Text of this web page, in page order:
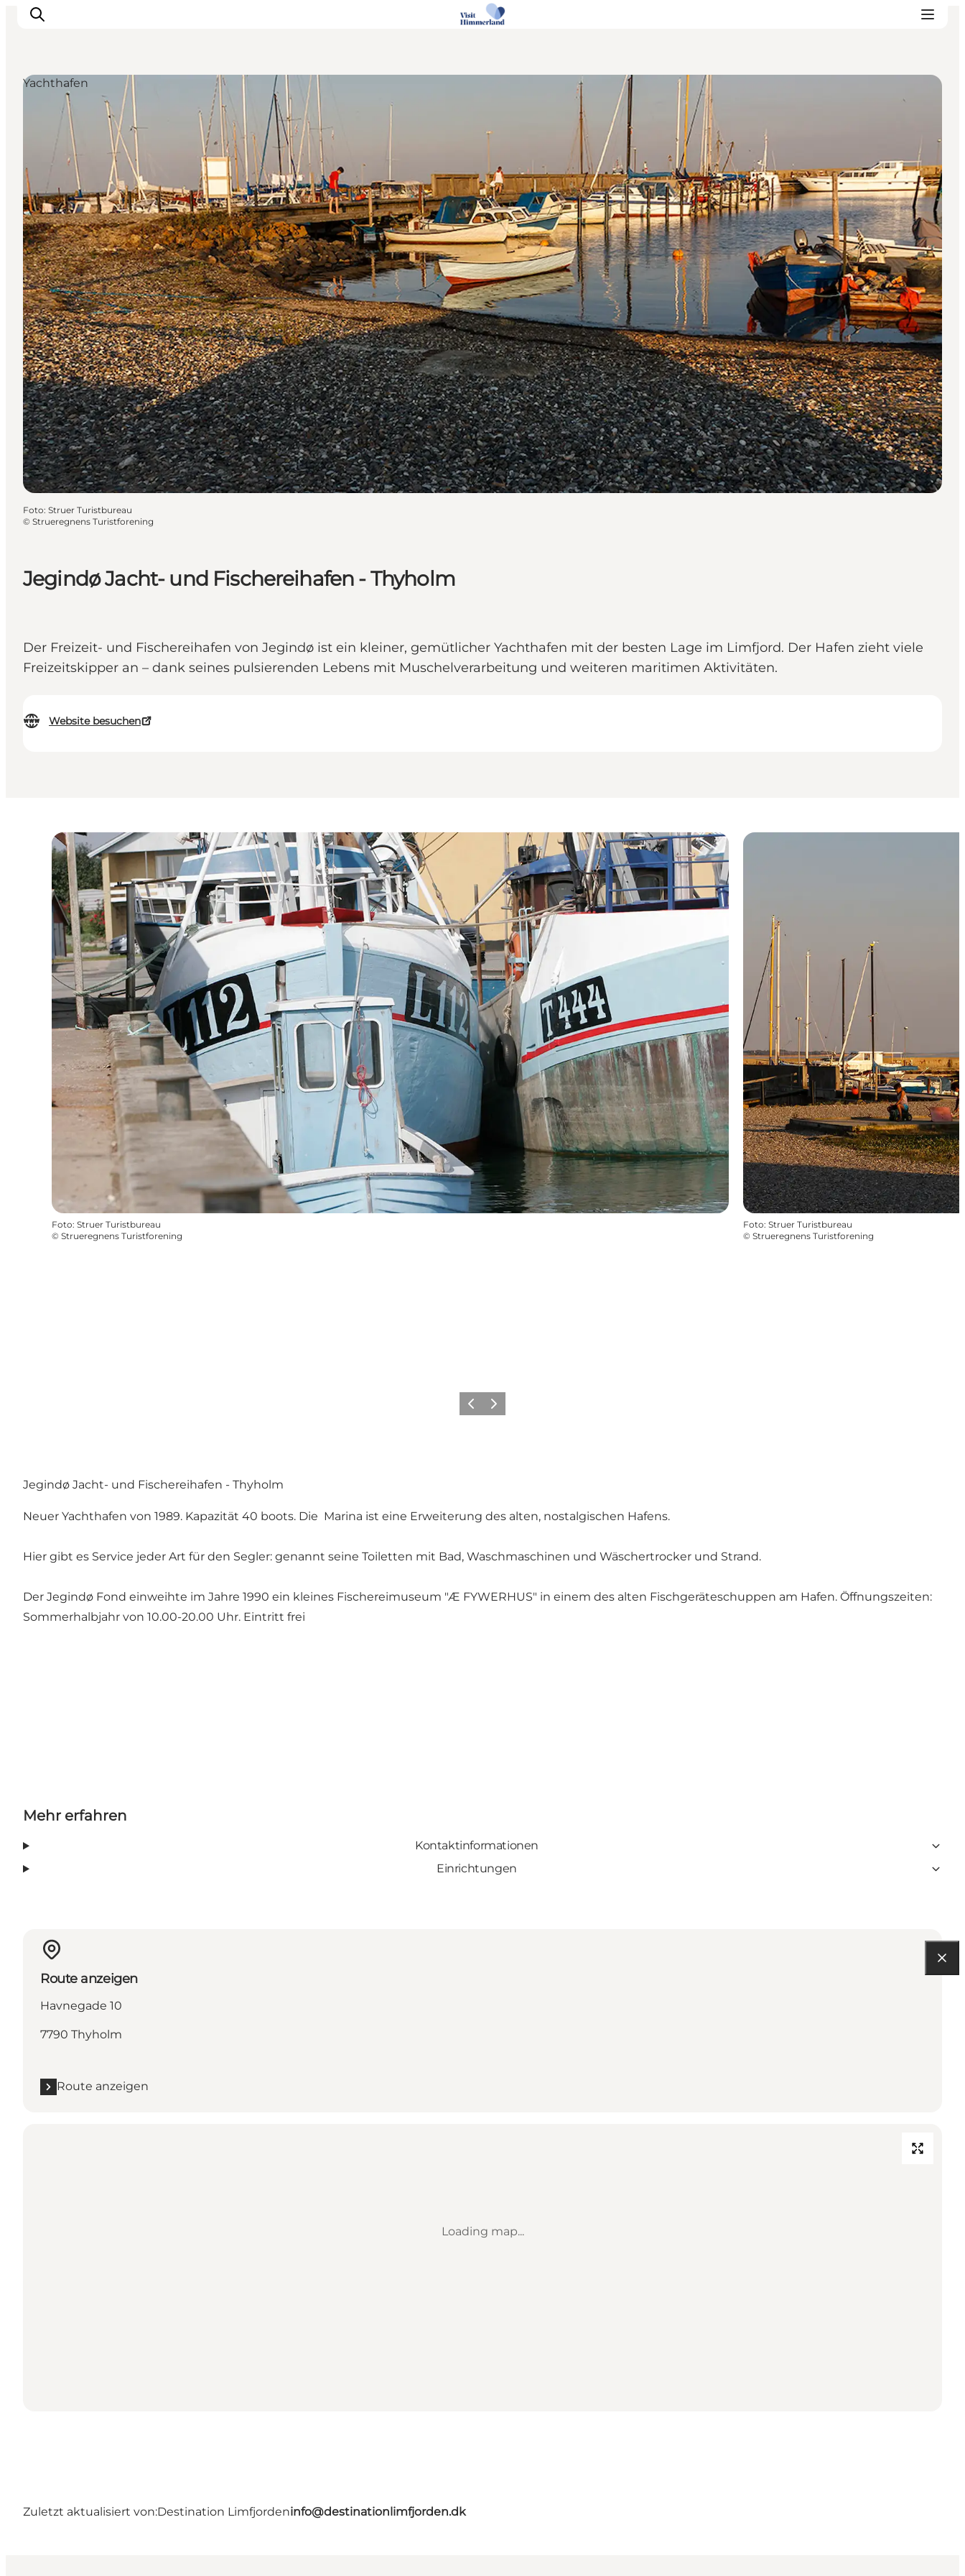
Erlebnisse
Städte und Orte
Das passiert
Reiseplanung
Praktische Informationen
Jegindø Jacht- und Fischereihafen - Thyholm
Der Freizeit- und Fischereihafen von Jegindø ist ein kleiner, gemütlicher Yachthafen mit der besten Lage im Limfjord. Der Hafen zieht viele
Freizeitskipper an – dank seines pulsierenden Lebens mit Muschelverarbeitung und weiteren maritimen Aktivitäten.
Website besuchen
Yachthafen
Foto: Struer Turistbureau
© Strueregnens Turistforening
Foto: Struer Turistbureau
© Strueregnens Turistforening
Foto: Struer Turistbureau
© Strueregnens Turistforening
Vorherige Folie
Nächste Folie
Jegindø Jacht- und Fischereihafen - Thyholm
Neuer Yachthafen von 1989. Kapazität 40 boots. Die Marina ist eine Erweiterung des alten, nostalgischen Hafens.
Hier gibt es Service jeder Art für den Segler: genannt seine Toiletten mit Bad, Waschmaschinen und Wäschertrocker und Strand.
Der Jegindø Fond einweihte im Jahre 1990 ein kleines Fischereimuseum "Æ FYWERHUS" in einem des alten Fischgeräteschuppen am Hafen. Öffnungszeiten:
Sommerhalbjahr von 10.00-20.00 Uhr. Eintritt frei
Mehr erfahren
Kontaktinformationen
Einrichtungen
Route anzeigen
Havnegade 10
7790 Thyholm
Route anzeigen
Loading map...
Zuletzt aktualisiert von:Destination Limfjordeninfo@destinationlimfjorden.dk